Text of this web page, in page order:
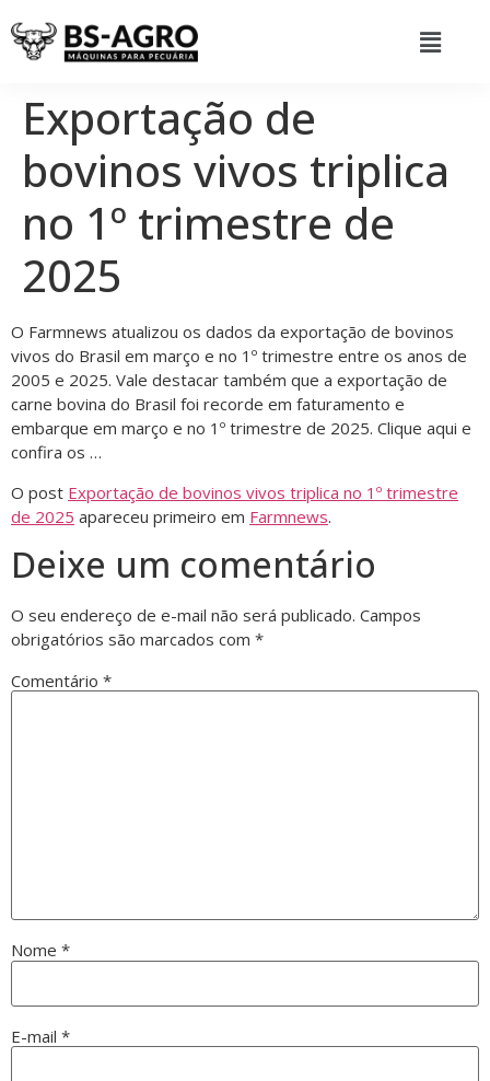
Exportação de
bovinos vivos triplica
no 1º trimestre de
2025
O Farmnews atualizou os dados da exportação de bovinos
vivos do Brasil em março e no 1º trimestre entre os anos de
2005 e 2025. Vale destacar também que a exportação de
carne bovina do Brasil foi recorde em faturamento e
embarque em março e no 1º trimestre de 2025. Clique aqui e
confira os …
O post Exportação de bovinos vivos triplica no 1º trimestre
de 2025 apareceu primeiro em Farmnews.
Deixe um comentário
O seu endereço de e-mail não será publicado. Campos
obrigatórios são marcados com *
Comentário *
Nome *
E-mail *